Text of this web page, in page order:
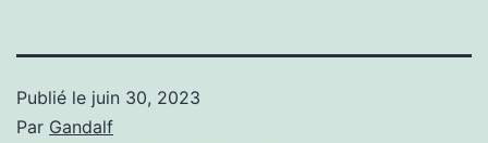
Publié le juin 30, 2023
Par Gandalf